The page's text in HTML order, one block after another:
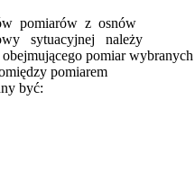
pomiarów z osnów
sytuacyjnej należy
pomiar wybranych
pomiarem
być: